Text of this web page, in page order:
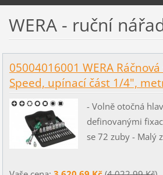
WERA - ruční
05004016001 WERA
Speed, upínací část 1/4",
- Volně otočná
definovanými
se 72 zuby - Malý